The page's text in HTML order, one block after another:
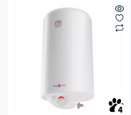
4